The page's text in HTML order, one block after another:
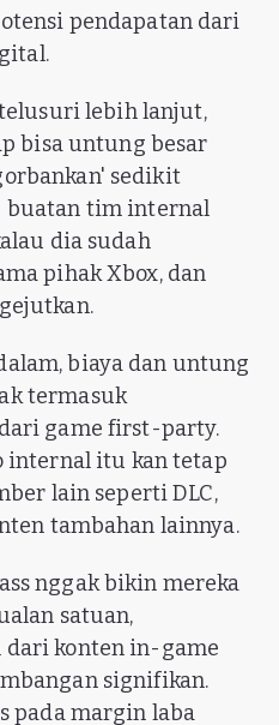
pendapatan dari
lebih lanjut,
bisa untung besar
sedikit
buatan tim internal
dia sudah
pihak Xbox, dan
biaya dan untung
termasuk
game first-party.
internal itu kan tetap
lain seperti DLC,
tambahan lainnya.
nggak bikin mereka
satuan,
dari konten in-game
signifikan.
pada margin laba